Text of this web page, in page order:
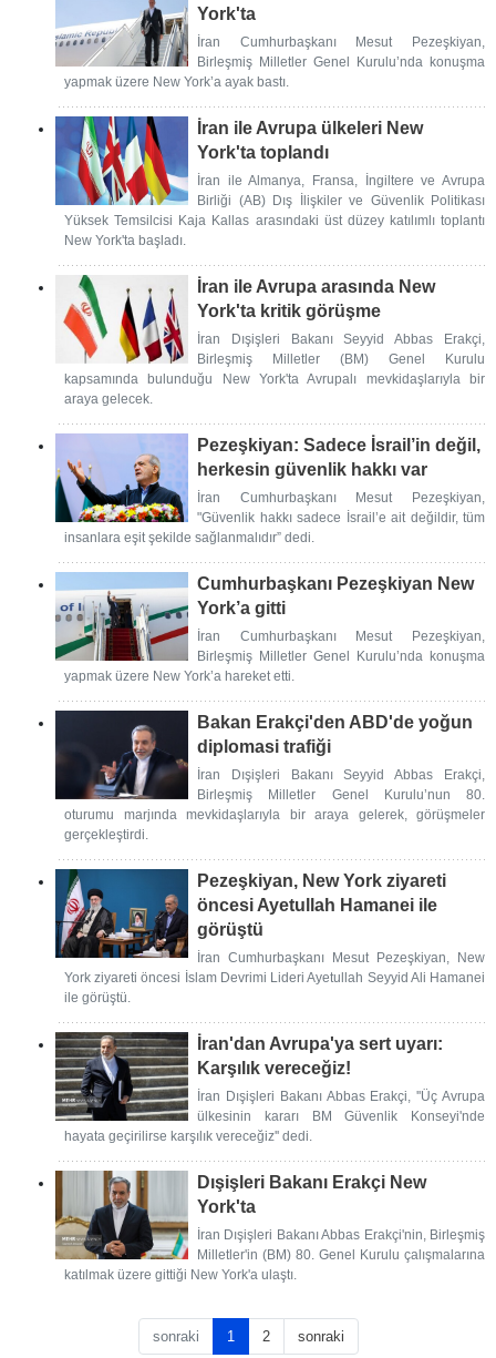
York'ta
İran Cumhurbaşkanı Mesut Pezeşkiyan,
Birleşmiş Milletler Genel Kurulu’nda konuşma
yapmak üzere New York’a ayak bastı.
İran ile Avrupa ülkeleri New
York'ta toplandı
İran ile Almanya, Fransa, İngiltere ve Avrupa
Birliği (AB) Dış İlişkiler ve Güvenlik Politikası
Yüksek Temsilcisi Kaja Kallas arasındaki üst düzey katılımlı toplantı
New York'ta başladı.
İran ile Avrupa arasında New
York'ta kritik görüşme
İran Dışişleri Bakanı Seyyid Abbas Erakçi,
Birleşmiş Milletler (BM) Genel Kurulu
kapsamında bulunduğu New York'ta Avrupalı mevkidaşlarıyla bir
araya gelecek.
Pezeşkiyan: Sadece İsrail’in değil,
herkesin güvenlik hakkı var
İran Cumhurbaşkanı Mesut Pezeşkiyan,
"Güvenlik hakkı sadece İsrail’e ait değildir, tüm
insanlara eşit şekilde sağlanmalıdır” dedi.
Cumhurbaşkanı Pezeşkiyan New
York’a gitti
İran Cumhurbaşkanı Mesut Pezeşkiyan,
Birleşmiş Milletler Genel Kurulu’nda konuşma
yapmak üzere New York’a hareket etti.
Bakan Erakçi'den ABD'de yoğun
diplomasi trafiği
İran Dışişleri Bakanı Seyyid Abbas Erakçi,
Birleşmiş Milletler Genel Kurulu’nun 80.
oturumu marjında mevkidaşlarıyla bir araya gelerek, görüşmeler
gerçekleştirdi.
Pezeşkiyan, New York ziyareti
öncesi Ayetullah Hamanei ile
görüştü
İran Cumhurbaşkanı Mesut Pezeşkiyan, New
York ziyareti öncesi İslam Devrimi Lideri Ayetullah Seyyid Ali Hamanei
ile görüştü.
İran'dan Avrupa'ya sert uyarı:
Karşılık vereceğiz!
İran Dışişleri Bakanı Abbas Erakçi, ''Üç Avrupa
ülkesinin kararı BM Güvenlik Konseyi'nde
hayata geçirilirse karşılık vereceğiz'' dedi.
Dışişleri Bakanı Erakçi New
York'ta
İran Dışişleri Bakanı Abbas Erakçi'nin, Birleşmiş
Milletler'in (BM) 80. Genel Kurulu çalışmalarına
katılmak üzere gittiği New York'a ulaştı.
sonraki 1 2 sonraki